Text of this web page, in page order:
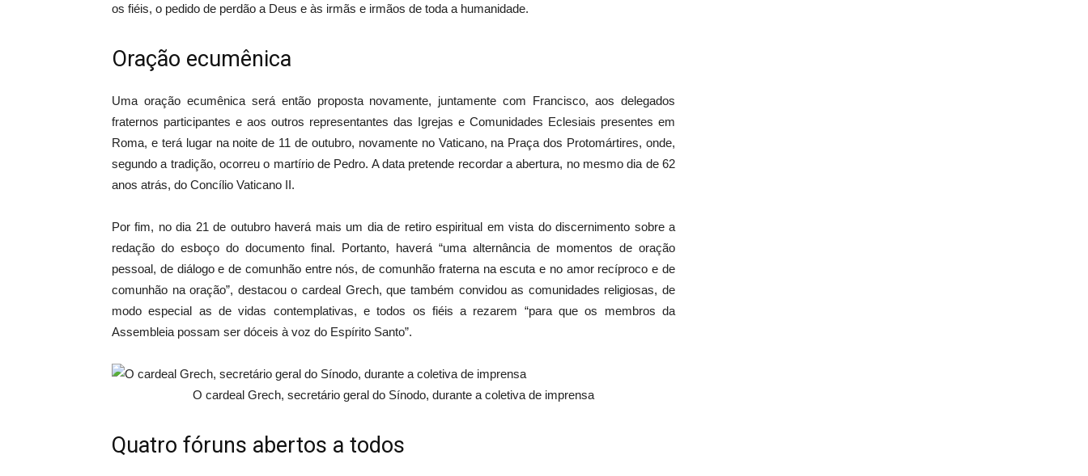
os fiéis, o pedido de perdão a Deus e às irmãs e irmãos de toda a humanidade.
Oração ecumênica
Uma oração ecumênica será então proposta novamente, juntamente com Francisco, aos delegados
fraternos participantes e aos outros representantes das Igrejas e Comunidades Eclesiais presentes em
Roma, e terá lugar na noite de 11 de outubro, novamente no Vaticano, na Praça dos Protomártires, onde,
segundo a tradição, ocorreu o martírio de Pedro. A data pretende recordar a abertura, no mesmo dia de 62
anos atrás, do Concílio Vaticano II.
Por fim, no dia 21 de outubro haverá mais um dia de retiro espiritual em vista do discernimento sobre a
redação do esboço do documento final. Portanto, haverá “uma alternância de momentos de oração
pessoal, de diálogo e de comunhão entre nós, de comunhão fraterna na escuta e no amor recíproco e de
comunhão na oração”, destacou o cardeal Grech, que também convidou as comunidades religiosas, de
modo especial as de vidas contemplativas, e todos os fiéis a rezarem “para que os membros da
Assembleia possam ser dóceis à voz do Espírito Santo”.
O cardeal Grech, secretário geral do Sínodo, durante a coletiva de imprensa
Quatro fóruns abertos a todos